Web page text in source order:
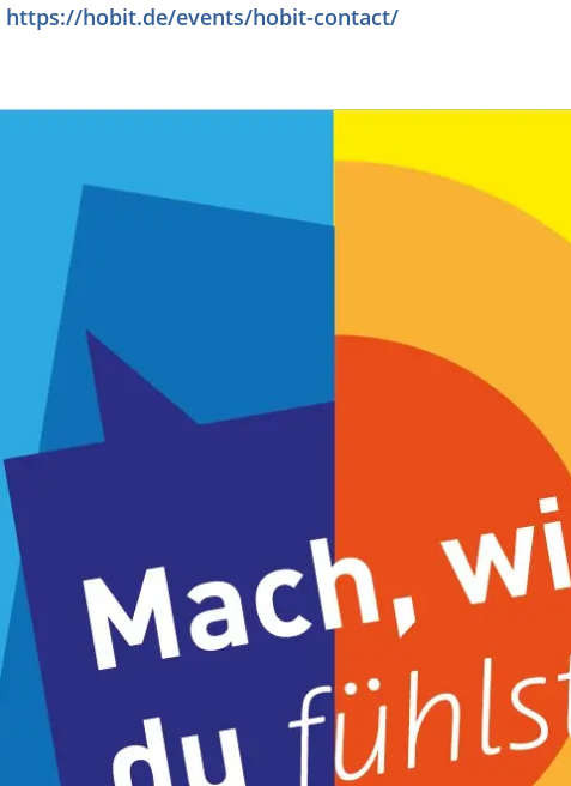
https://hobit.de/events/hobit-contact/